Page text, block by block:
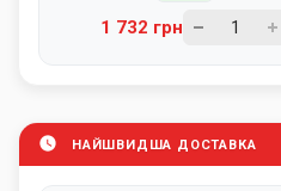
1 732 грн
НАЙШВИДША ДОСТАВКА